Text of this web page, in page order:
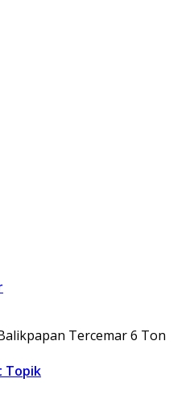
Tercemar 6 Ton
Topik